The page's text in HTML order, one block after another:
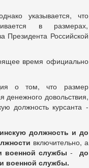
указывается, что
в размерах,
Президента Российской
время официально
о том, что размер
довольствия,
должность курсанта -
должность и до
включительно, а
военной службы - до
военной службы.